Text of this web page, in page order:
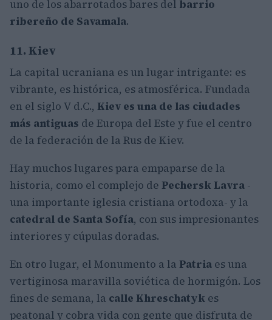
uno de los abarrotados bares del barrio
ribereño de Savamala.
11. Kiev
La capital ucraniana es un lugar intrigante: es
vibrante, es histórica, es atmosférica. Fundada
en el siglo V d.C., Kiev es una de las ciudades
más antiguas de Europa del Este y fue el centro
de la federación de la Rus de Kiev.
Hay muchos lugares para empaparse de la
historia, como el complejo de Pechersk Lavra -
una importante iglesia cristiana ortodoxa- y la
catedral de Santa Sofía, con sus impresionantes
interiores y cúpulas doradas.
En otro lugar, el Monumento a la Patria es una
vertiginosa maravilla soviética de hormigón. Los
fines de semana, la calle Khreschatyk es
peatonal y cobra vida con gente que disfruta de